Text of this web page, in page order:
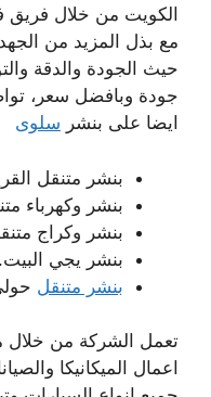
الكويت من خلال
مع بذل المزيد من
حيث الجودة والدقة
جودة وبافضل سعر،
ايضا على بنشر سلوى
بنشر متنقل
بنشر وكهرباء
بنشر وكراج
بنشر يجي البيت.
بنشر متنقل
تعمل الشركة من خلال
اعمال الميكانيكا